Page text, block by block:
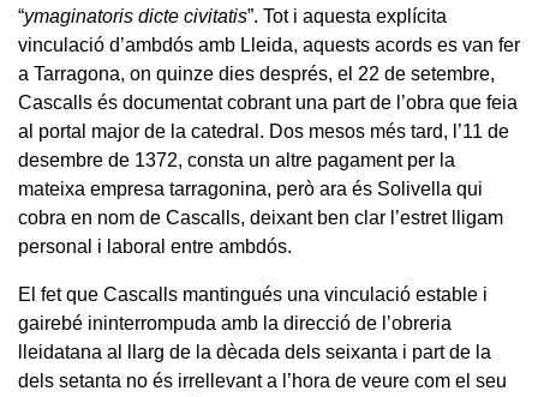
“ymaginatoris dicte civitatis”. Tot i aquesta explícita
vinculació d’ambdós amb Lleida, aquests acords es van fer
a Tarragona, on quinze dies després, el 22 de setembre,
Cascalls és documentat cobrant una part de l’obra que feia
al portal major de la catedral. Dos mesos més tard, l’11 de
desembre de 1372, consta un altre pagament per la
mateixa empresa tarragonina, però ara és Solivella qui
cobra en nom de Cascalls, deixant ben clar l’estret lligam
personal i laboral entre ambdós.
El fet que Cascalls mantingués una vinculació estable i
gairebé ininterrompuda amb la direcció de l’obreria
lleidatana al llarg de la dècada dels seixanta i part de la
dels setanta no és irrellevant a l’hora de veure com el seu